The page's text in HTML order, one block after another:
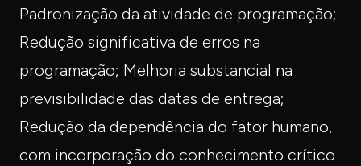
Padronização da atividade de programação;
Redução significativa de erros na
programação; Melhoria substancial na
previsibilidade das datas de entrega;
Redução da dependência do fator humano,
com incorporação do conhecimento crítico